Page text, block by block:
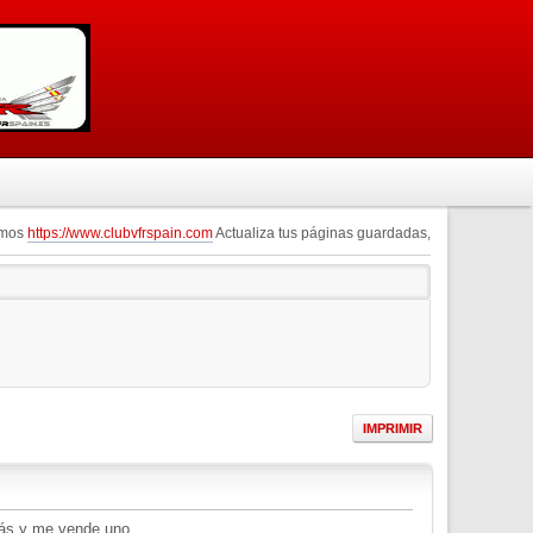
https://www.clubvfrspain.comActualiza tus páginas guardadas,
IMPRIMIR
y me vende uno...